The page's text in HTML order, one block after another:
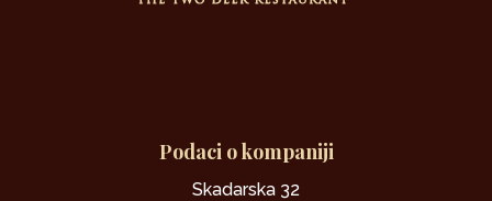
Podaci o kompaniji
Skadarska 32